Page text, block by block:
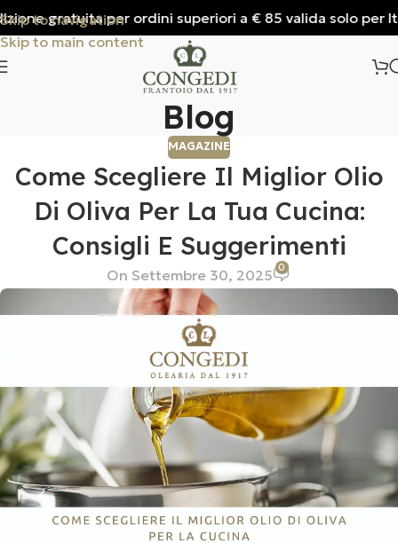
Skip to navigation
Skip to main content
gratuita per ordini superiori a € 85 valida solo per
Blog
MAGAZINE
Come Scegliere Il Miglior Olio
Di Oliva Per La Tua Cucina:
Consigli E Suggerimenti
On Settembre 30, 2025 0